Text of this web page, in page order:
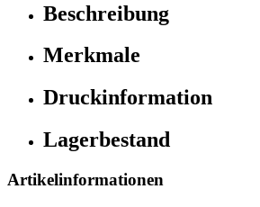
Beschreibung
Merkmale
Druckinformation
Lagerbestand
Artikelinformationen